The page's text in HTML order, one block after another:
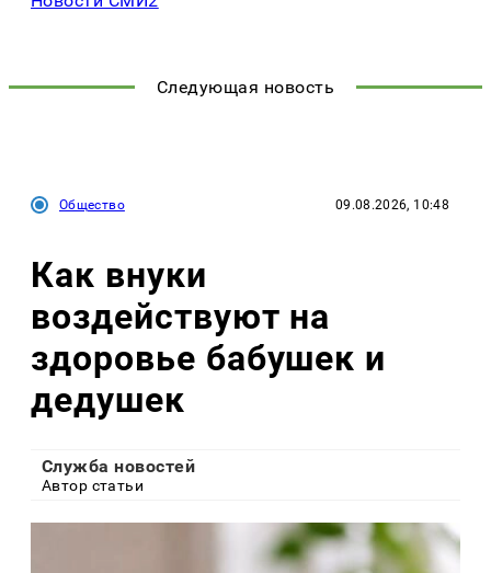
Следующая новость
Общество 09.08.2026, 10:48
Как внуки
воздействуют на
здоровье бабушек и
дедушек
Служба новостей
Автор статьи